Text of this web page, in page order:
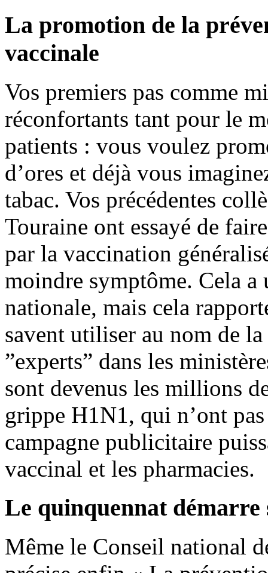
La promotion de la
vaccinale
Vos premiers pas comme
réconfortants tant pour le
patients : vous voulez
d’ores et déjà vous
tabac. Vos précédentes
Touraine ont essayé de
par la vaccination
moindre symptôme. Cela
nationale, mais cela
savent utiliser au nom de
”experts” dans les
sont devenus les millions
grippe H1N1, qui n’ont
campagne publicitaire
vaccinal et les pharmacies.
Le quinquennat démarre
Même le Conseil national